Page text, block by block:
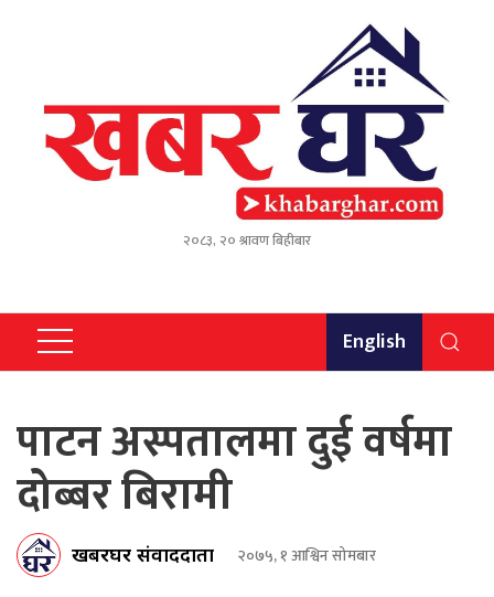
२०८३, २० श्रावण बिहीबार
English
पाटन अस्पतालमा दुई वर्षमा
दोब्बर बिरामी
खबरघर संवाददाता २०७५, १ आश्विन सोमबार